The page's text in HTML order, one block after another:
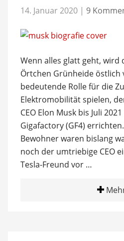
14. Januar 2020 | 9
Wenn alles glatt geht, wird
Örtchen Grünheide östlich
bedeutende Rolle für die
Elektromobilität spielen,
CEO Elon Musk bis Juli
Gigafactory (GF4)
Bewohner waren bislang
noch der umtriebige CEO
Tesla-Freund vor …